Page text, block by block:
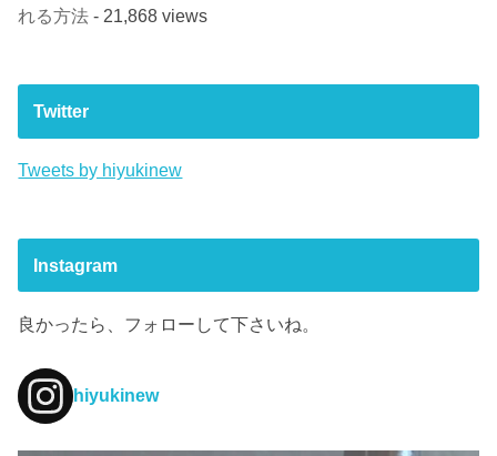
れる方法 - 21,868 views
Twitter
Tweets by hiyukinew
Instagram
良かったら、フォローして下さいね。
hiyukinew